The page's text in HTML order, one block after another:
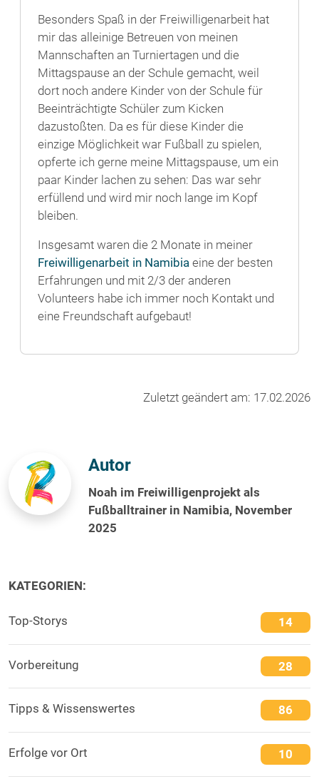
Besonders Spaß in der Freiwilligenarbeit hat
mir das alleinige Betreuen von meinen
Mannschaften an Turniertagen und die
Mittagspause an der Schule gemacht, weil
dort noch andere Kinder von der Schule für
Beeinträchtigte Schüler zum Kicken
dazustoßten. Da es für diese Kinder die
einzige Möglichkeit war Fußball zu spielen,
opferte ich gerne meine Mittagspause, um ein
paar Kinder lachen zu sehen: Das war sehr
erfüllend und wird mir noch lange im Kopf
bleiben.
Insgesamt waren die 2 Monate in meiner
Freiwilligenarbeit in Namibia eine der besten
Erfahrungen und mit 2/3 der anderen
Volunteers habe ich immer noch Kontakt und
eine Freundschaft aufgebaut!
Zuletzt geändert am: 17.02.2026
Autor
Noah im Freiwilligenprojekt als
Fußballtrainer in Namibia, November
2025
KATEGORIEN:
Top-Storys 14
Vorbereitung 28
Tipps & Wissenswertes 86
Erfolge vor Ort 10